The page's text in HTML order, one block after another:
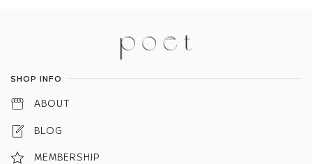
SHOP INFO
ABOUT
BLOG
MEMBERSHIP